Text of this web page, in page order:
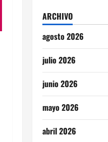
ARCHIVO
agosto 2026
julio 2026
junio 2026
mayo 2026
abril 2026